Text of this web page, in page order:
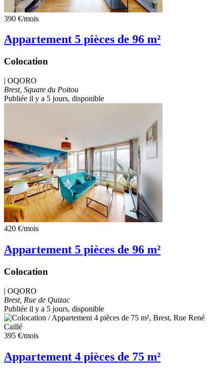
390 €/mois
Appartement 5 pièces de 96 m²
Colocation
| OQORO
Brest, Square du Poitou
Publiée il y a 5 jours, disponible
420 €/mois
Appartement 5 pièces de 96 m²
Colocation
| OQORO
Brest, Rue de Quizac
Publiée il y a 5 jours, disponible
395 €/mois
Appartement 4 pièces de 75 m²